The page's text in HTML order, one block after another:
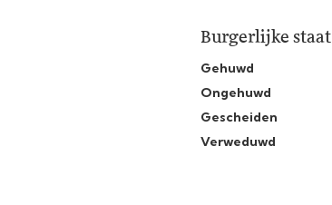
Burgerlijke staat
Gehuwd
Ongehuwd
Gescheiden
Verweduwd